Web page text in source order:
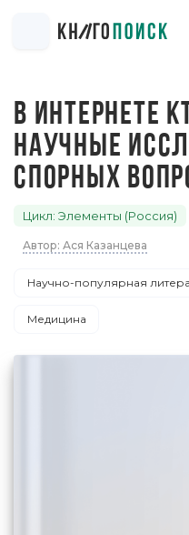
В ИНТЕРНЕТЕ
НАУЧНЫЕ
СПОРНЫХ
Цикл: Элементы (Россия)
Автор: Ася Казанцева
Научно-популярная
Медицина